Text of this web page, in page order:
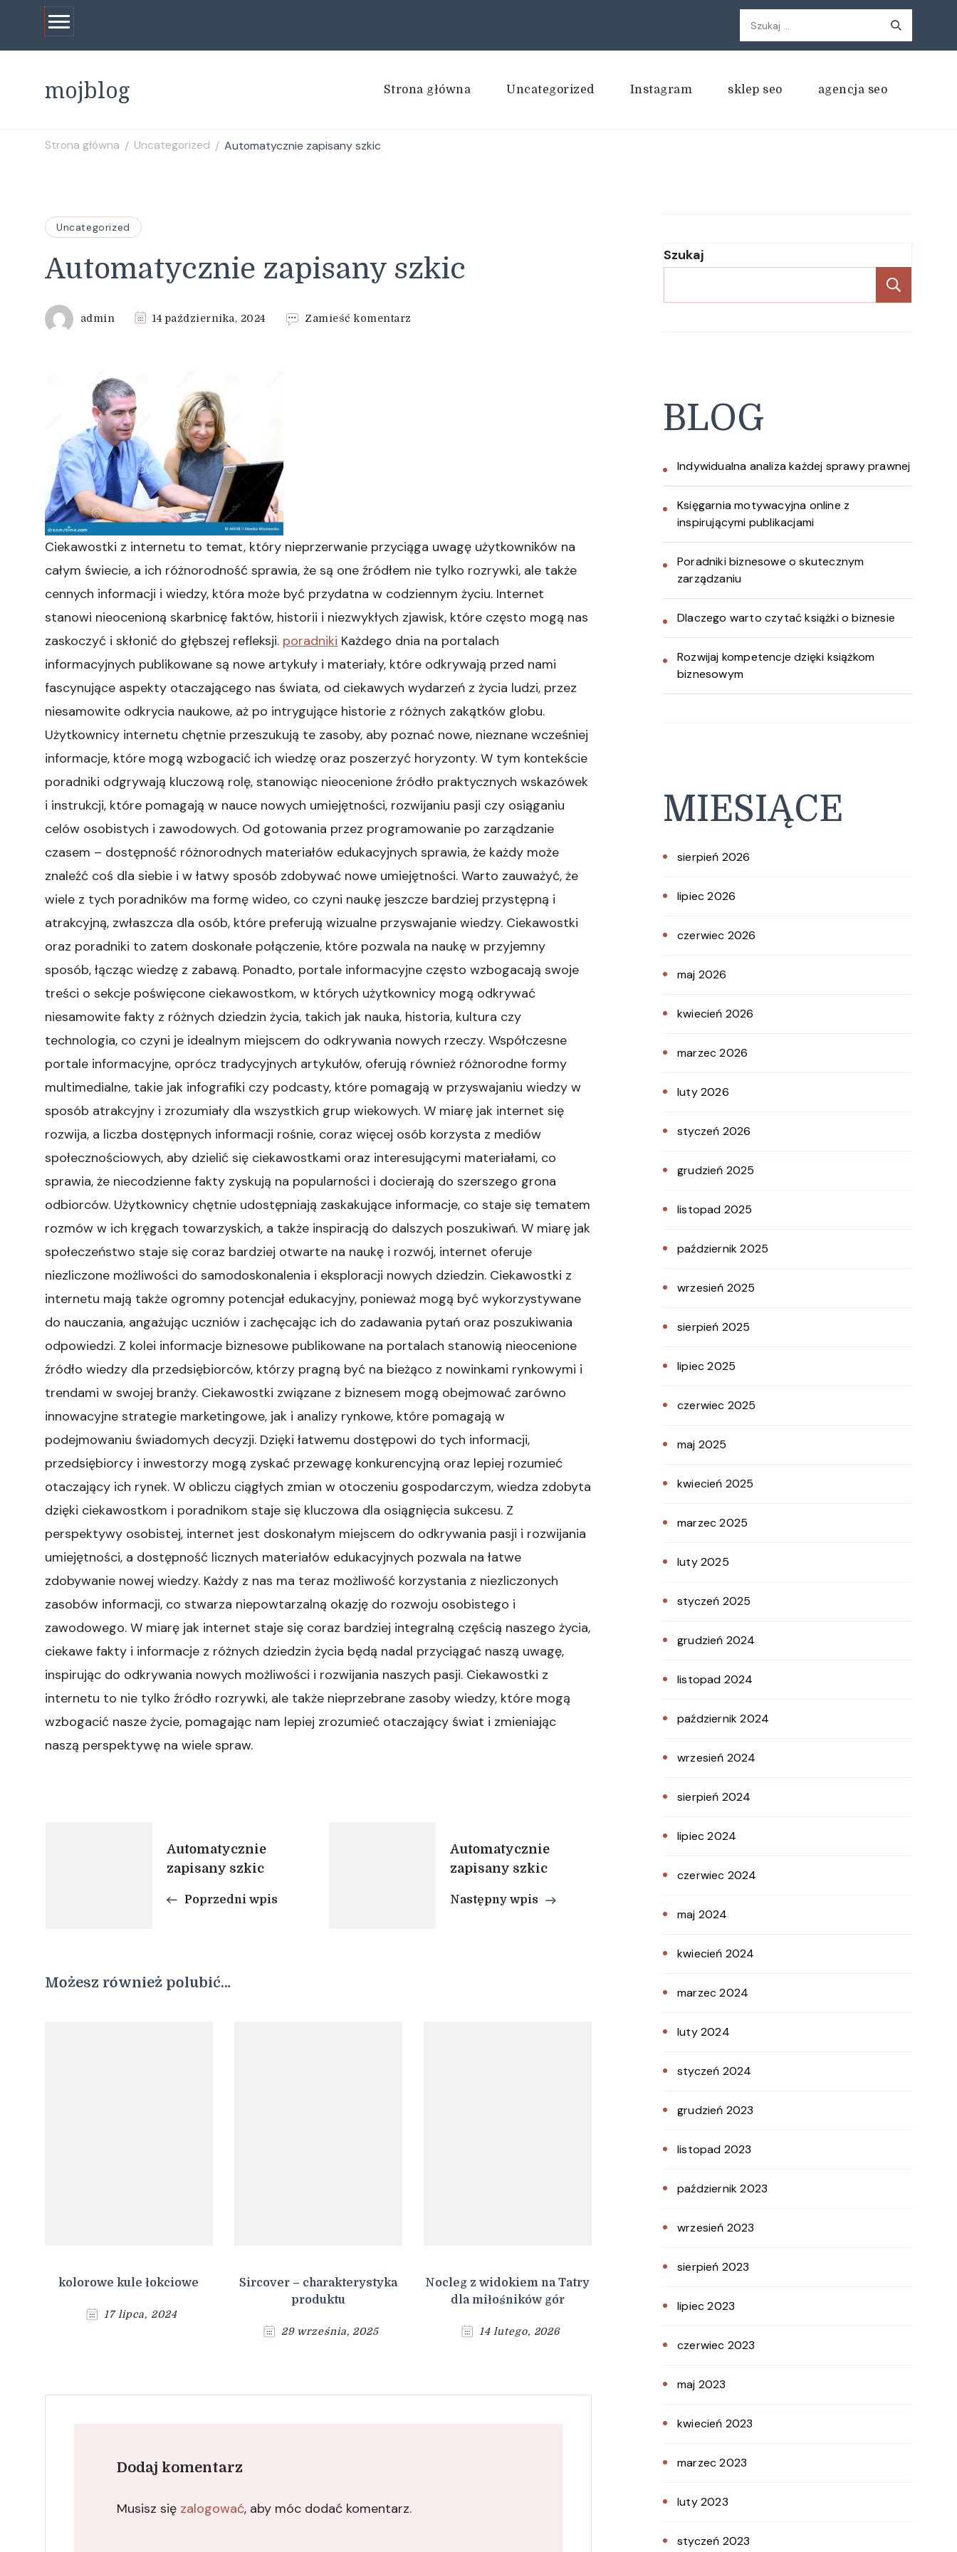
Szukaj:
mojblog Strona główna Uncategorized Instagram sklep seo agencja seo
Strona główna / Uncategorized / Automatycznie zapisany szkic
Uncategorized
Automatycznie zapisany szkic
admin 14 października, 2024 Zamieść komentarz
Ciekawostki z internetu to temat, który nieprzerwanie przyciąga uwagę użytkowników na
całym świecie, a ich różnorodność sprawia, że są one źródłem nie tylko rozrywki, ale także
cennych informacji i wiedzy, która może być przydatna w codziennym życiu. Internet
stanowi nieocenioną skarbnicę faktów, historii i niezwykłych zjawisk, które często mogą nas
zaskoczyć i skłonić do głębszej refleksji. poradniki Każdego dnia na portalach
informacyjnych publikowane są nowe artykuły i materiały, które odkrywają przed nami
fascynujące aspekty otaczającego nas świata, od ciekawych wydarzeń z życia ludzi, przez
niesamowite odkrycia naukowe, aż po intrygujące historie z różnych zakątków globu.
Użytkownicy internetu chętnie przeszukują te zasoby, aby poznać nowe, nieznane wcześniej
informacje, które mogą wzbogacić ich wiedzę oraz poszerzyć horyzonty. W tym kontekście
poradniki odgrywają kluczową rolę, stanowiąc nieocenione źródło praktycznych wskazówek
i instrukcji, które pomagają w nauce nowych umiejętności, rozwijaniu pasji czy osiąganiu
celów osobistych i zawodowych. Od gotowania przez programowanie po zarządzanie
czasem – dostępność różnorodnych materiałów edukacyjnych sprawia, że każdy może
znaleźć coś dla siebie i w łatwy sposób zdobywać nowe umiejętności. Warto zauważyć, że
wiele z tych poradników ma formę wideo, co czyni naukę jeszcze bardziej przystępną i
atrakcyjną, zwłaszcza dla osób, które preferują wizualne przyswajanie wiedzy. Ciekawostki
oraz poradniki to zatem doskonałe połączenie, które pozwala na naukę w przyjemny
sposób, łącząc wiedzę z zabawą. Ponadto, portale informacyjne często wzbogacają swoje
treści o sekcje poświęcone ciekawostkom, w których użytkownicy mogą odkrywać
niesamowite fakty z różnych dziedzin życia, takich jak nauka, historia, kultura czy
technologia, co czyni je idealnym miejscem do odkrywania nowych rzeczy. Współczesne
portale informacyjne, oprócz tradycyjnych artykułów, oferują również różnorodne formy
multimedialne, takie jak infografiki czy podcasty, które pomagają w przyswajaniu wiedzy w
sposób atrakcyjny i zrozumiały dla wszystkich grup wiekowych. W miarę jak internet się
rozwija, a liczba dostępnych informacji rośnie, coraz więcej osób korzysta z mediów
społecznościowych, aby dzielić się ciekawostkami oraz interesującymi materiałami, co
sprawia, że niecodzienne fakty zyskują na popularności i docierają do szerszego grona
odbiorców. Użytkownicy chętnie udostępniają zaskakujące informacje, co staje się tematem
rozmów w ich kręgach towarzyskich, a także inspiracją do dalszych poszukiwań. W miarę jak
społeczeństwo staje się coraz bardziej otwarte na naukę i rozwój, internet oferuje
niezliczone możliwości do samodoskonalenia i eksploracji nowych dziedzin. Ciekawostki z
internetu mają także ogromny potencjał edukacyjny, ponieważ mogą być wykorzystywane
do nauczania, angażując uczniów i zachęcając ich do zadawania pytań oraz poszukiwania
odpowiedzi. Z kolei informacje biznesowe publikowane na portalach stanowią nieocenione
źródło wiedzy dla przedsiębiorców, którzy pragną być na bieżąco z nowinkami rynkowymi i
trendami w swojej branży. Ciekawostki związane z biznesem mogą obejmować zarówno
innowacyjne strategie marketingowe, jak i analizy rynkowe, które pomagają w
podejmowaniu świadomych decyzji. Dzięki łatwemu dostępowi do tych informacji,
przedsiębiorcy i inwestorzy mogą zyskać przewagę konkurencyjną oraz lepiej rozumieć
otaczający ich rynek. W obliczu ciągłych zmian w otoczeniu gospodarczym, wiedza zdobyta
dzięki ciekawostkom i poradnikom staje się kluczowa dla osiągnięcia sukcesu. Z
perspektywy osobistej, internet jest doskonałym miejscem do odkrywania pasji i rozwijania
umiejętności, a dostępność licznych materiałów edukacyjnych pozwala na łatwe
zdobywanie nowej wiedzy. Każdy z nas ma teraz możliwość korzystania z niezliczonych
zasobów informacji, co stwarza niepowtarzalną okazję do rozwoju osobistego i
zawodowego. W miarę jak internet staje się coraz bardziej integralną częścią naszego życia,
ciekawe fakty i informacje z różnych dziedzin życia będą nadal przyciągać naszą uwagę,
inspirując do odkrywania nowych możliwości i rozwijania naszych pasji. Ciekawostki z
internetu to nie tylko źródło rozrywki, ale także nieprzebrane zasoby wiedzy, które mogą
wzbogacić nasze życie, pomagając nam lepiej zrozumieć otaczający świat i zmieniając
naszą perspektywę na wiele spraw.
Nawigacja
Automatycznie
zapisany szkic
Poprzedni wpis
Automatycznie
zapisany szkic
Następny wpis
Możesz również polubić…
kolorowe kule łokciowe
17 lipca, 2024
Sircover – charakterystyka
produktu
29 września, 2025
Nocleg z widokiem na Tatry
dla miłośników gór
14 lutego, 2026
Dodaj komentarz
Musisz się zalogować, aby móc dodać komentarz.
Szukaj
BLOG
Indywidualna analiza każdej sprawy prawnej
Księgarnia motywacyjna online z
inspirującymi publikacjami
Poradniki biznesowe o skutecznym
zarządzaniu
Dlaczego warto czytać książki o biznesie
Rozwijaj kompetencje dzięki książkom
biznesowym
MIESIĄCE
sierpień 2026
lipiec 2026
czerwiec 2026
maj 2026
kwiecień 2026
marzec 2026
luty 2026
styczeń 2026
grudzień 2025
listopad 2025
październik 2025
wrzesień 2025
sierpień 2025
lipiec 2025
czerwiec 2025
maj 2025
kwiecień 2025
marzec 2025
luty 2025
styczeń 2025
grudzień 2024
listopad 2024
październik 2024
wrzesień 2024
sierpień 2024
lipiec 2024
czerwiec 2024
maj 2024
kwiecień 2024
marzec 2024
luty 2024
styczeń 2024
grudzień 2023
listopad 2023
październik 2023
wrzesień 2023
sierpień 2023
lipiec 2023
czerwiec 2023
maj 2023
kwiecień 2023
marzec 2023
luty 2023
styczeń 2023